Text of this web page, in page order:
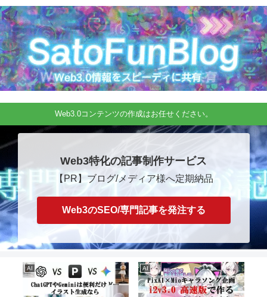
Web3.0コンテンツの作成はお任せください。
Web3特化の記事制作サービス
【PR】ブログ/メディア様へ定期納品
Web3のSEO/専門記事を発注する
AI AI